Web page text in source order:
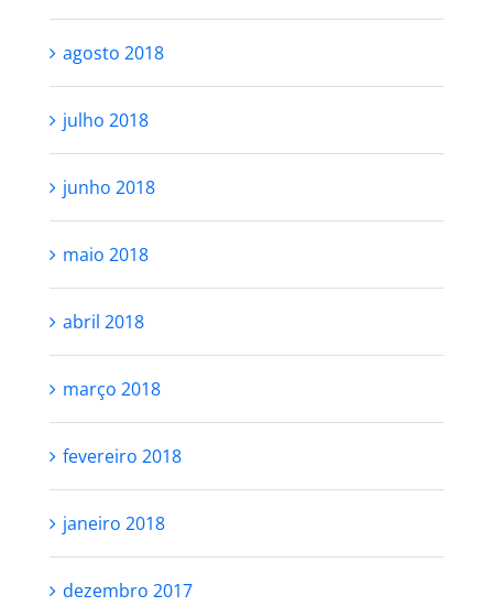
agosto 2018
julho 2018
junho 2018
maio 2018
abril 2018
março 2018
fevereiro 2018
janeiro 2018
dezembro 2017